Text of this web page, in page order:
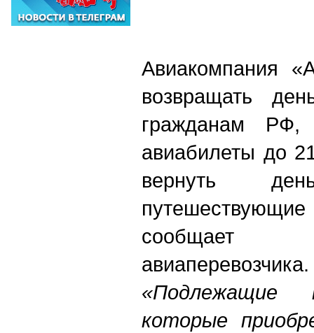
Авиакомпания
возвращать
гражданам РФ,
авиабилеты до
вернуть
сообщает
авиаперевозчика.
«Подлежащие
которые